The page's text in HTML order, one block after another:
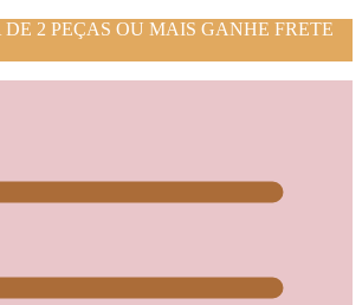
2 PEÇAS OU MAIS GANHE FRETE